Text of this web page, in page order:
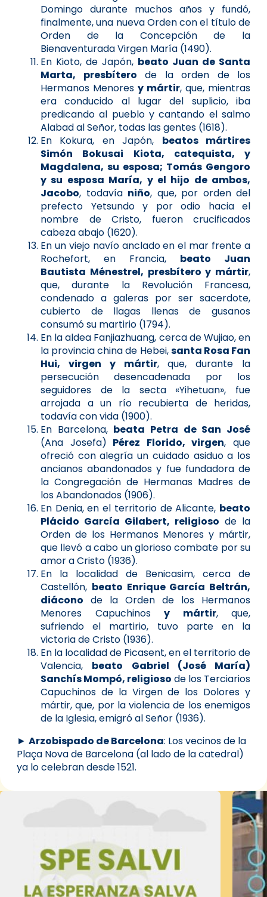
Domingo durante muchos años y fundó,
finalmente, una nueva Orden con el título de
Orden de la Concepción de la
Bienaventurada Virgen María (1490).
En Kioto, de Japón, beato Juan de Santa
Marta, presbítero de la orden de los
Hermanos Menores y mártir, que, mientras
era conducido al lugar del suplicio, iba
predicando al pueblo y cantando el salmo
Alabad al Señor, todas las gentes (1618).
En Kokura, en Japón, beatos mártires
Simón Bokusai Kiota, catequista, y
Magdalena, su esposa; Tomás Gengoro
y su esposa María, y el hijo de ambos,
Jacobo, todavía niño, que, por orden del
prefecto Yetsundo y por odio hacia el
nombre de Cristo, fueron crucificados
cabeza abajo (1620).
En un viejo navío anclado en el mar frente a
Rochefort, en Francia, beato Juan
Bautista Ménestrel, presbítero y mártir,
que, durante la Revolución Francesa,
condenado a galeras por ser sacerdote,
cubierto de llagas llenas de gusanos
consumó su martirio (1794).
En la aldea Fanjiazhuang, cerca de Wujiao, en
la provincia china de Hebei,santa Rosa Fan
Hui, virgen y mártir, que, durante la
persecución desencadenada por los
seguidores de la secta «Yihetuan», fue
arrojada a un río recubierta de heridas,
todavía con vida (1900).
En Barcelona, beata Petra de San José
(Ana Josefa) Pérez Florido, virgen, que
ofreció con alegría un cuidado asiduo a los
ancianos abandonados y fue fundadora de
la Congregación de Hermanas Madres de
los Abandonados (1906).
En Denia, en el territorio de Alicante, beato
Plácido García Gilabert, religioso de la
Orden de los Hermanos Menores y mártir,
que llevó a cabo un glorioso combate por su
amor a Cristo (1936).
En la localidad de Benicasim, cerca de
Castellón, beato Enrique García Beltrán,
diácono de la Orden de los Hermanos
Menores Capuchinos y mártir, que,
sufriendo el martirio, tuvo parte en la
victoria de Cristo (1936).
En la localidad de Picasent, en el territorio de
Valencia, beato Gabriel (José María)
Sanchís Mompó, religioso de los Terciarios
Capuchinos de la Virgen de los Dolores y
mártir, que, por la violencia de los enemigos
de la Iglesia, emigró al Señor (1936).
► Arzobispado de Barcelona: Los vecinos de la
Plaça Nova de Barcelona (al lado de la catedral)
ya lo celebran desde 1521.